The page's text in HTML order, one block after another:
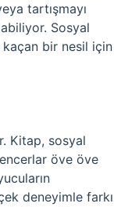
tartışmayı
Sosyal
bir nesil için
Kitap, sosyal
öve öve
deneyimle farkı